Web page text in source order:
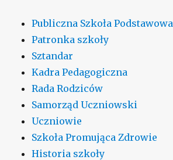
Publiczna Szkoła Podstawowa
Patronka szkoły
Sztandar
Kadra Pedagogiczna
Rada Rodziców
Samorząd Uczniowski
Uczniowie
Szkoła Promująca Zdrowie
Historia szkoły